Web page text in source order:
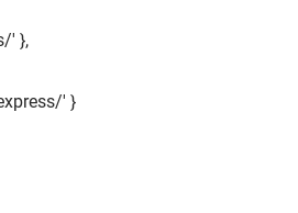
' },
' }